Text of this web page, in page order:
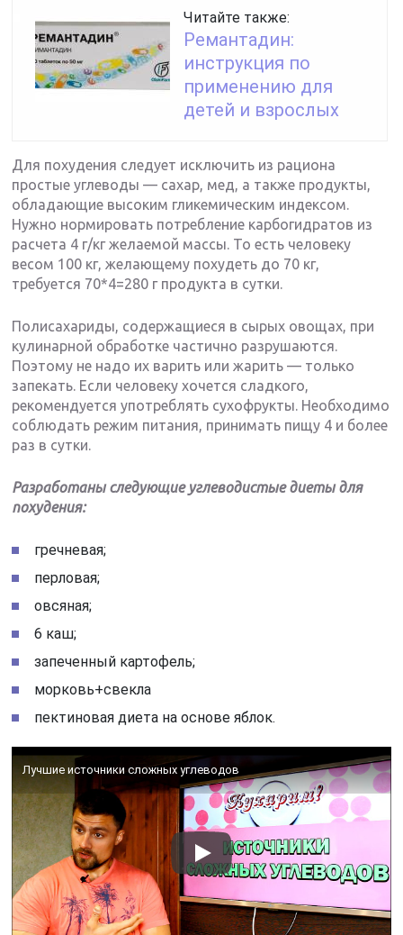
Читайте также:
Ремантадин:
инструкция по
применению для
детей и взрослых
Для похудения следует исключить из рациона
простые углеводы — сахар, мед, а также продукты,
обладающие высоким гликемическим индексом.
Нужно нормировать потребление карбогидратов из
расчета 4 г/кг желаемой массы. То есть человеку
весом 100 кг, желающему похудеть до 70 кг,
требуется 70*4=280 г продукта в сутки.
Полисахариды, содержащиеся в сырых овощах, при
кулинарной обработке частично разрушаются.
Поэтому не надо их варить или жарить — только
запекать. Если человеку хочется сладкого,
рекомендуется употреблять сухофрукты. Необходимо
соблюдать режим питания, принимать пищу 4 и более
раз в сутки.
Разработаны следующие углеводистые диеты для
похудения:
гречневая;
перловая;
овсяная;
6 каш;
запеченный картофель;
морковь+свекла
пектиновая диета на основе яблок.
Лучшие источники сложных углеводов